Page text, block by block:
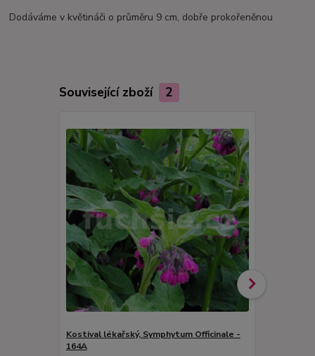
Dodáváme v květináči o průměru 9 cm, dobře prokořeněnou
Související zboží 2
Kostival lékařský, Symphytum Officinale -
164A